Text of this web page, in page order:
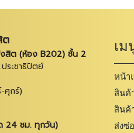
ต
สิต (ห้อง B202) ชั้น 2
ระชาธิปัตย์
ศุกร์)
24 ชม. ทุกวัน)
เม
หน้า
สินค้
สินค้
ส่งซ่